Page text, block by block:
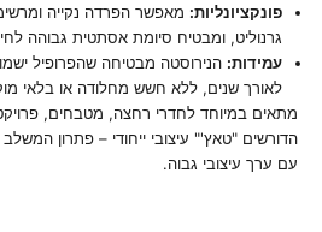
פונקציונליות: מאפשר הפרדה נקייה
גרנוליט, ומבטיח סיומת אסתטית גבוהה
עמידות: הנירוסטה מבטיחה שהפרופיל
לאורך שנים, ללא חשש מחלודה או בלאי
מתאים במיוחד לחדרי רחצה, מטבחים,
הדורשים "טאץ'" עיצובי ייחודי – פתרון
עם ערך עיצובי גבוה.